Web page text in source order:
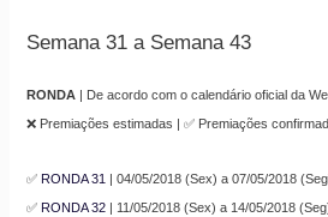
Semana 31 a Semana 43
RONDA| De acordo com o calendário oficial da
❌ Premiações estimadas | ✅ Premiações
✅ RONDA 31
| 04/05/2018 (Sex) a 07/05/2018
✅ RONDA 32| 11/05/2018 (Sex) a 14/05/2018